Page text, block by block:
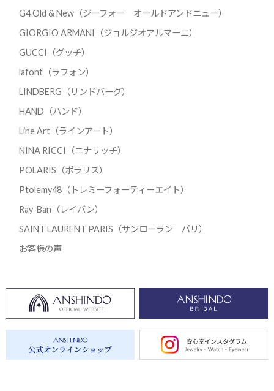
G4 Old & New（ジーフォー オールドアンドニュー）
GIORGIO ARMANI（ジョルジオアルマーニ）
GUCCI（グッチ）
lafont（ラフォン）
LINDBERG（リンドバーグ）
HAND（ハンド）
Line Art（ラインアート）
NINA RICCI（ニナリッチ）
POLARIS（ポラリス）
Ptolemy48（トレミーフォーティーエイト）
Ray-Ban（レイバン）
SAINT LAURENT PARIS（サンローラン パリ）
お客様の声